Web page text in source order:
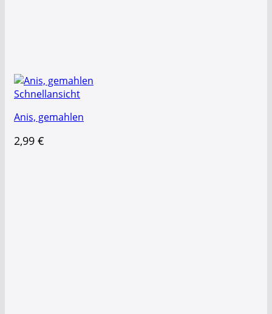
Schnellansicht
Anis, gemahlen
2,99 €